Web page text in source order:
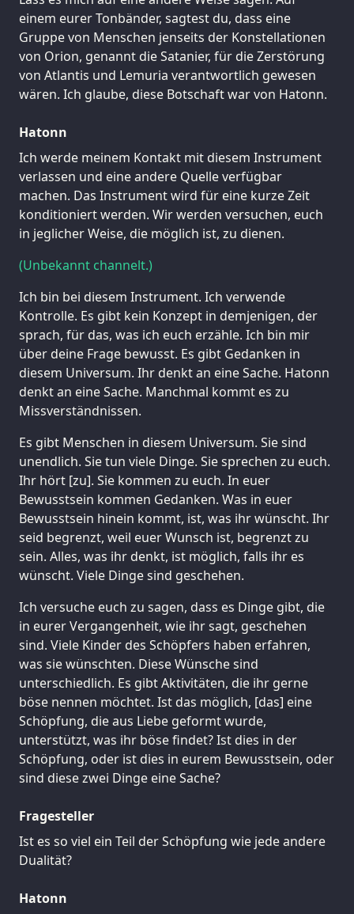
einem eurer Tonbänder, sagtest du, dass eine
Gruppe von Menschen jenseits der Konstellationen
von Orion, genannt die Satanier, für die Zerstörung
von Atlantis und Lemuria verantwortlich gewesen
wären. Ich glaube, diese Botschaft war von Hatonn.
Hatonn
Ich werde meinem Kontakt mit diesem Instrument
verlassen und eine andere Quelle verfügbar
machen. Das Instrument wird für eine kurze Zeit
konditioniert werden. Wir werden versuchen, euch
in jeglicher Weise, die möglich ist, zu dienen.
(Unbekannt channelt.)
Ich bin bei diesem Instrument. Ich verwende
Kontrolle. Es gibt kein Konzept in demjenigen, der
sprach, für das, was ich euch erzähle. Ich bin mir
über deine Frage bewusst. Es gibt Gedanken in
diesem Universum. Ihr denkt an eine Sache. Hatonn
denkt an eine Sache. Manchmal kommt es zu
Missverständnissen.
Es gibt Menschen in diesem Universum. Sie sind
unendlich. Sie tun viele Dinge. Sie sprechen zu euch.
Ihr hört [zu]. Sie kommen zu euch. In euer
Bewusstsein kommen Gedanken. Was in euer
Bewusstsein hinein kommt, ist, was ihr wünscht. Ihr
seid begrenzt, weil euer Wunsch ist, begrenzt zu
sein. Alles, was ihr denkt, ist möglich, falls ihr es
wünscht. Viele Dinge sind geschehen.
Ich versuche euch zu sagen, dass es Dinge gibt, die
in eurer Vergangenheit, wie ihr sagt, geschehen
sind. Viele Kinder des Schöpfers haben erfahren,
was sie wünschten. Diese Wünsche sind
unterschiedlich. Es gibt Aktivitäten, die ihr gerne
böse nennen möchtet. Ist das möglich, [das] eine
Schöpfung, die aus Liebe geformt wurde,
unterstützt, was ihr böse findet? Ist dies in der
Schöpfung, oder ist dies in eurem Bewusstsein, oder
sind diese zwei Dinge eine Sache?
Fragesteller
Ist es so viel ein Teil der Schöpfung wie jede andere
Dualität?
Hatonn